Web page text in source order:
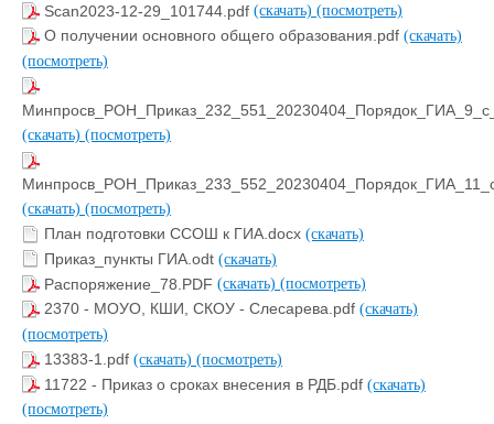
Scan2023-12-29_101744.pdf (скачать) (посмотреть)
О получении основного общего образования.pdf (скачать)
(посмотреть)
(скачать) (посмотреть)
(скачать) (посмотреть)
План подготовки ССОШ к ГИА.docx (скачать)
Приказ_пункты ГИА.odt (скачать)
Распоряжение_78.PDF (скачать) (посмотреть)
2370 - МОУО, КШИ, СКОУ - Слесарева.pdf (скачать)
(посмотреть)
13383-1.pdf (скачать) (посмотреть)
11722 - Приказ о сроках внесения в РДБ.pdf (скачать)
(посмотреть)